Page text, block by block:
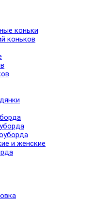
коньки
коньков
и женские